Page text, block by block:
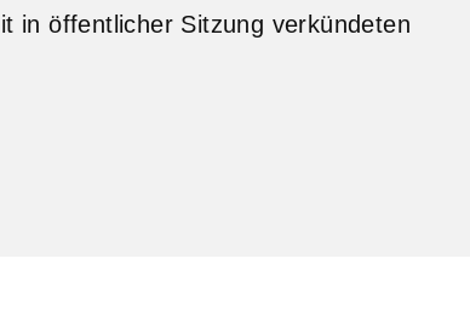
in öffentlicher Sitzung verkündeten